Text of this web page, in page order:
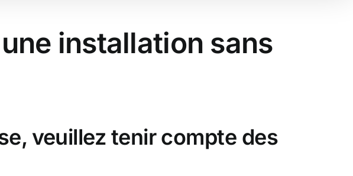
installation sans
veuillez tenir compte des